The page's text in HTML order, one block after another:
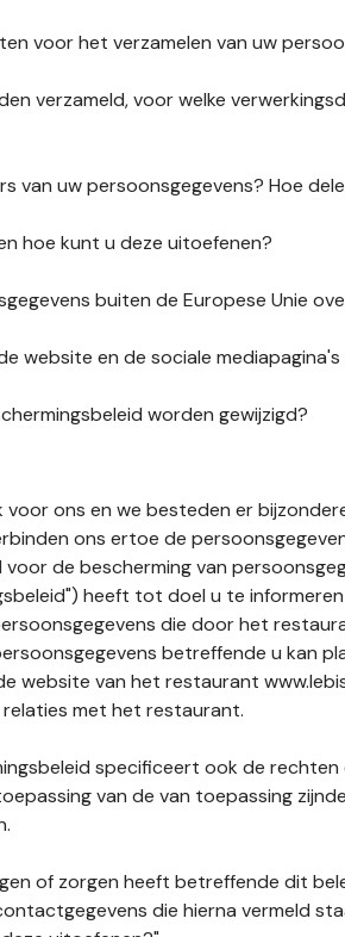
voor het verzamelen van uw
verzameld, voor welke
van uw persoonsgegevens? Hoe
hoe kunt u deze uitoefenen?
buiten de Europese Unie
website en de sociale
worden gewijzigd?
voor ons en we besteden er
ons ertoe de
voor de bescherming van
heeft tot doel u te
die door het
betreffende u kan
website van het restaurant
met het restaurant.
specificeert ook de
van de van toepassing
of zorgen heeft betreffende dit
die hierna vermeld